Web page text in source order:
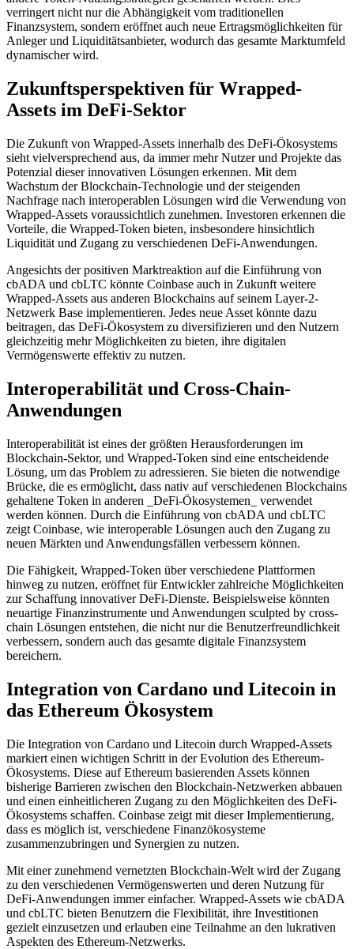
verringert nicht nur die Abhängigkeit vom traditionellen
Finanzsystem, sondern eröffnet auch neue Ertragsmöglichkeiten für
Anleger und Liquiditätsanbieter, wodurch das gesamte Marktumfeld
dynamischer wird.
Zukunftsperspektiven für Wrapped-
Assets im DeFi-Sektor
Die Zukunft von Wrapped-Assets innerhalb des DeFi-Ökosystems
sieht vielversprechend aus, da immer mehr Nutzer und Projekte das
Potenzial dieser innovativen Lösungen erkennen. Mit dem
Wachstum der Blockchain-Technologie und der steigenden
Nachfrage nach interoperablen Lösungen wird die Verwendung von
Wrapped-Assets voraussichtlich zunehmen. Investoren erkennen die
Vorteile, die Wrapped-Token bieten, insbesondere hinsichtlich
Liquidität und Zugang zu verschiedenen DeFi-Anwendungen.
Angesichts der positiven Marktreaktion auf die Einführung von
cbADA und cbLTC könnte Coinbase auch in Zukunft weitere
Wrapped-Assets aus anderen Blockchains auf seinem Layer-2-
Netzwerk Base implementieren. Jedes neue Asset könnte dazu
beitragen, das DeFi-Ökosystem zu diversifizieren und den Nutzern
gleichzeitig mehr Möglichkeiten zu bieten, ihre digitalen
Vermögenswerte effektiv zu nutzen.
Interoperabilität und Cross-Chain-
Anwendungen
Interoperabilität ist eines der größten Herausforderungen im
Blockchain-Sektor, und Wrapped-Token sind eine entscheidende
Lösung, um das Problem zu adressieren. Sie bieten die notwendige
Brücke, die es ermöglicht, dass nativ auf verschiedenen Blockchains
gehaltene Token in anderen _DeFi-Ökosystemen_ verwendet
werden können. Durch die Einführung von cbADA und cbLTC
zeigt Coinbase, wie interoperable Lösungen auch den Zugang zu
neuen Märkten und Anwendungsfällen verbessern können.
Die Fähigkeit, Wrapped-Token über verschiedene Plattformen
hinweg zu nutzen, eröffnet für Entwickler zahlreiche Möglichkeiten
zur Schaffung innovativer DeFi-Dienste. Beispielsweise könnten
neuartige Finanzinstrumente und Anwendungen sculpted by cross-
chain Lösungen entstehen, die nicht nur die Benutzerfreundlichkeit
verbessern, sondern auch das gesamte digitale Finanzsystem
bereichern.
Integration von Cardano und Litecoin in
das Ethereum Ökosystem
Die Integration von Cardano und Litecoin durch Wrapped-Assets
markiert einen wichtigen Schritt in der Evolution des Ethereum-
Ökosystems. Diese auf Ethereum basierenden Assets können
bisherige Barrieren zwischen den Blockchain-Netzwerken abbauen
und einen einheitlicheren Zugang zu den Möglichkeiten des DeFi-
Ökosystems schaffen. Coinbase zeigt mit dieser Implementierung,
dass es möglich ist, verschiedene Finanzökosysteme
zusammenzubringen und Synergien zu nutzen.
Mit einer zunehmend vernetzten Blockchain-Welt wird der Zugang
zu den verschiedenen Vermögenswerten und deren Nutzung für
DeFi-Anwendungen immer einfacher. Wrapped-Assets wie cbADA
und cbLTC bieten Benutzern die Flexibilität, ihre Investitionen
gezielt einzusetzen und erlauben eine Teilnahme an den lukrativen
Aspekten des Ethereum-Netzwerks.